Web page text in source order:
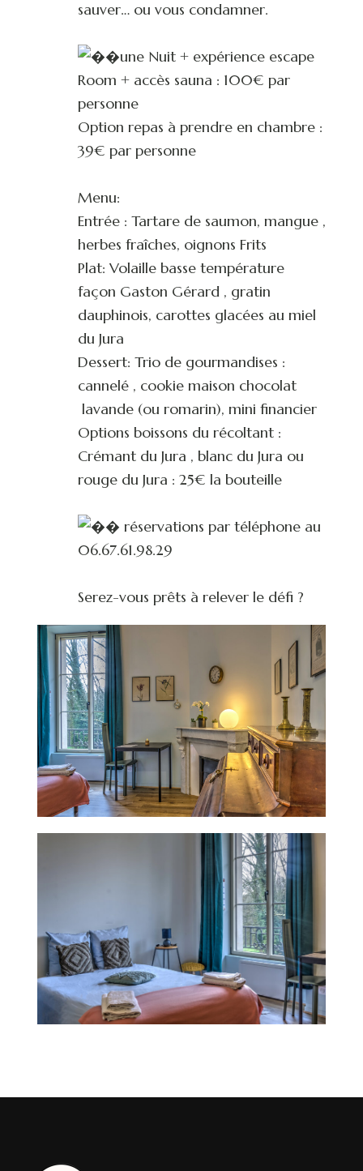
sauver… ou vous condamner.
une Nuit + expérience escape
Room + accès sauna : 100€ par
personne
Option repas à prendre en chambre :
39€ par personne
Menu:
Entrée : Tartare de saumon, mangue ,
herbes fraîches, oignons Frits
Plat: Volaille basse température
façon Gaston Gérard , gratin
dauphinois, carottes glacées au miel
du Jura
Dessert: Trio de gourmandises :
cannelé , cookie maison chocolat
lavande (ou romarin), mini financier
Options boissons du récoltant :
Crémant du Jura , blanc du Jura ou
rouge du Jura : 25€ la bouteille
réservations par téléphone au
06.67.61.98.29
Serez-vous prêts à relever le défi ?